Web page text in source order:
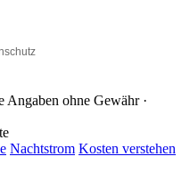
Angaben ohne Gewähr ·
Nachtstrom Kosten verstehen